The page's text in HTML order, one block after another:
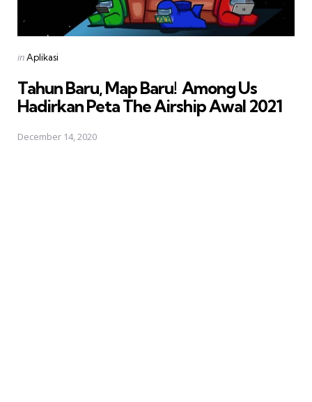
Posted
inAplikasi
Tahun Baru, Map Baru!  Among Us
Hadirkan Peta The Airship Awal 2021
December 14, 2020